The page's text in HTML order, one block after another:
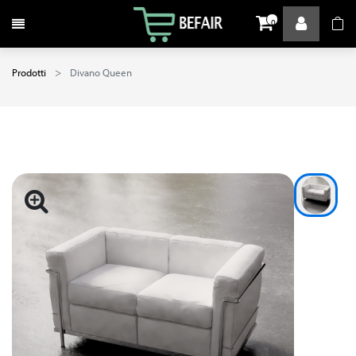
Attiva / disattiva la navigazione 0
Prodotti Divano Queen